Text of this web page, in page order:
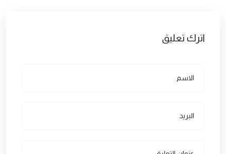
اترك تعليق